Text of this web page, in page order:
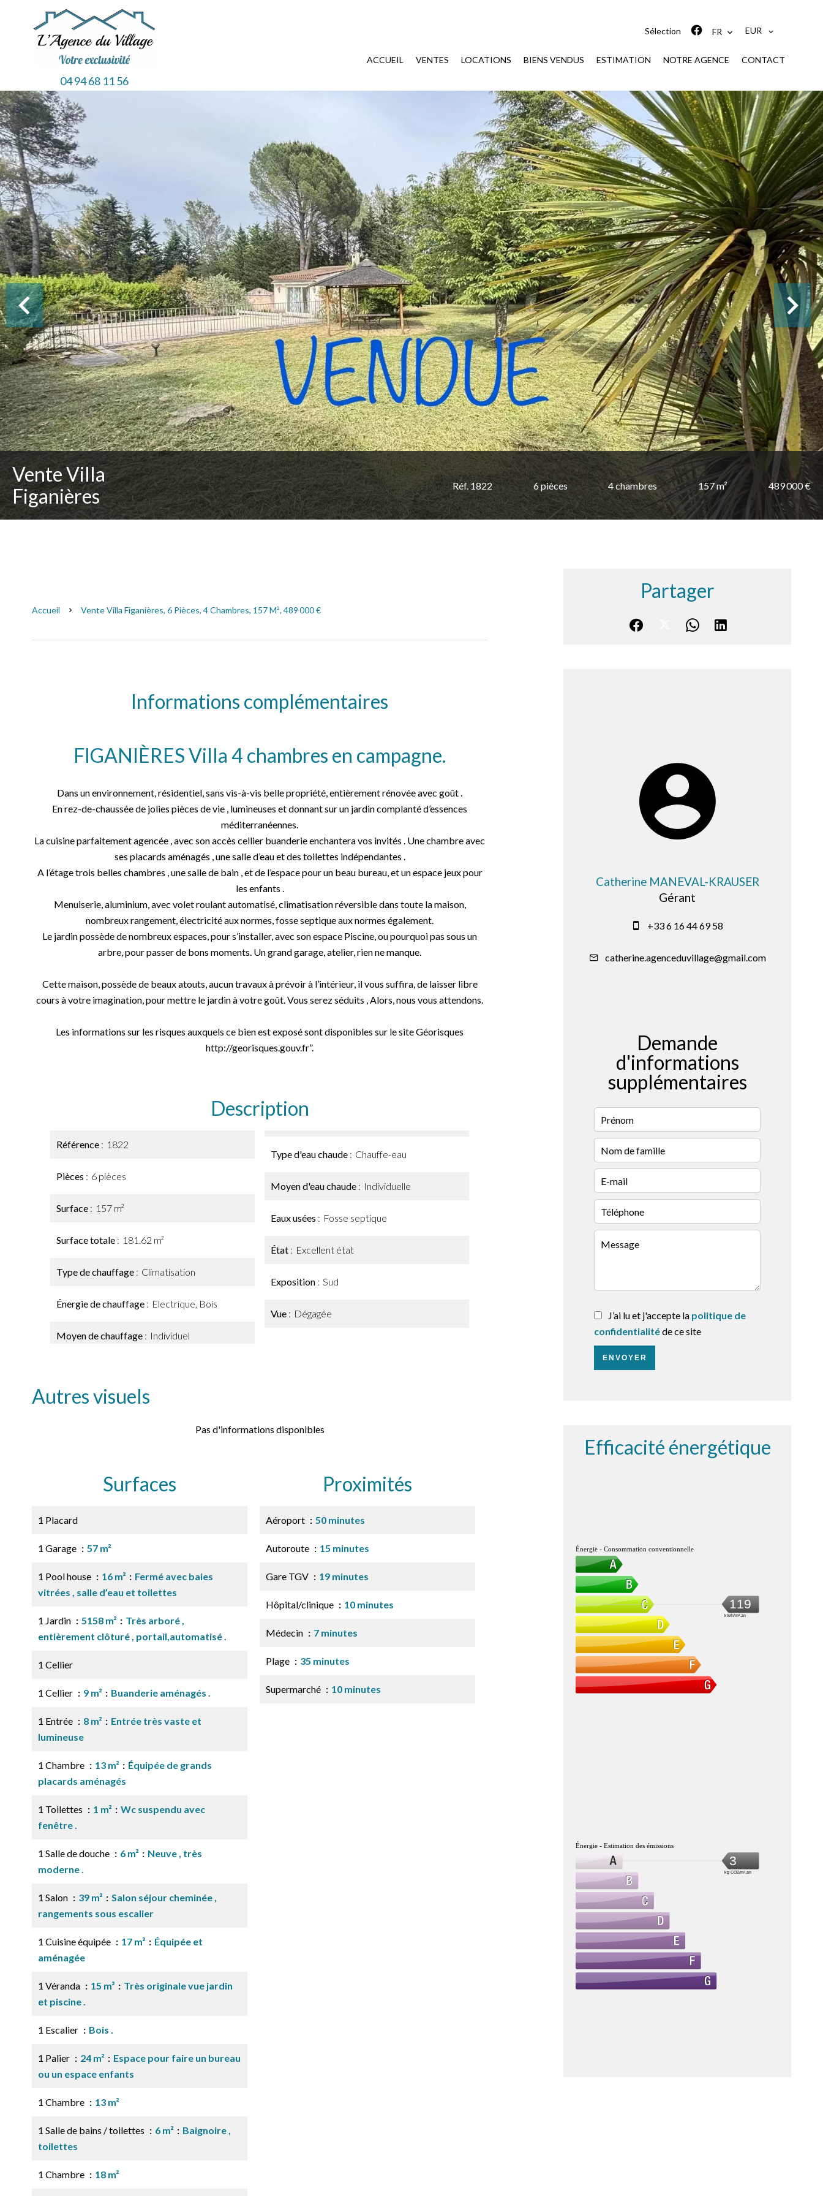
04 94 68 11 56
Sélection FR EUR
ACCUEIL VENTES LOCATIONS BIENS VENDUS ESTIMATION NOTRE AGENCE CONTACT
Vente Villa
Figanières
Réf. 1822 6 pièces 4 chambres 157 m² 489 000 €
Accueil Vente Villa Figanières, 6 Pièces, 4 Chambres, 157 M², 489 000 €
Informations complémentaires
FIGANIÈRES Villa 4 chambres en campagne.
Dans un environnement, résidentiel, sans vis-à-vis belle propriété, entièrement rénovée avec goût .
En rez-de-chaussée de jolies pièces de vie , lumineuses et donnant sur un jardin complanté d’essences
méditerranéennes.
La cuisine parfaitement agencée , avec son accès cellier buanderie enchantera vos invités . Une chambre avec
ses placards aménagés , une salle d’eau et des toilettes indépendantes .
A l’étage trois belles chambres , une salle de bain , et de l’espace pour un beau bureau, et un espace jeux pour
les enfants .
Menuiserie, aluminium, avec volet roulant automatisé, climatisation réversible dans toute la maison,
nombreux rangement, électricité aux normes, fosse septique aux normes également.
Le jardin possède de nombreux espaces, pour s’installer, avec son espace Piscine, ou pourquoi pas sous un
arbre, pour passer de bons moments. Un grand garage, atelier, rien ne manque.
Cette maison, possède de beaux atouts, aucun travaux à prévoir à l’intérieur, il vous suffira, de laisser libre
cours à votre imagination, pour mettre le jardin à votre goût. Vous serez séduits , Alors, nous vous attendons.
Les informations sur les risques auxquels ce bien est exposé sont disponibles sur le site Géorisques
http://georisques.gouv.fr”.
Description
Référence 1822
Pièces 6 pièces
Surface 157 m²
Surface totale 181.62 m²
Type de chauffage Climatisation
Énergie de chauffage Electrique, Bois
Moyen de chauffage Individuel
Type d'eau chaude Chauffe-eau
Moyen d'eau chaude Individuelle
Eaux usées Fosse septique
État Excellent état
Exposition Sud
Vue Dégagée
Autres visuels
Pas d'informations disponibles
Surfaces
1 Placard
1 Garage 57 m²
1 Pool house 16 m²
Fermé avec baies
vitrées , salle d’eau et toilettes
1 Jardin 5158 m²
Très arboré ,
entièrement clôturé , portail,automatisé .
1 Cellier
1 Cellier 9 m² Buanderie aménagés .
1 Entrée 8 m²
Entrée très vaste et
lumineuse
1 Chambre 13 m²
Équipée de grands
placards aménagés
1 Toilettes 1 m²
Wc suspendu avec
fenêtre .
1 Salle de douche 6 m²
Neuve , très
moderne .
1 Salon 39 m²
Salon séjour cheminée ,
rangements sous escalier
1 Cuisine équipée 17 m²
Équipée et
aménagée
1 Véranda 15 m²
Très originale vue jardin
et piscine .
1 Escalier Bois .
1 Palier 24 m²
Espace pour faire un bureau
ou un espace enfants
1 Chambre 13 m²
1 Salle de bains / toilettes 6 m²
Baignoire ,
toilettes
1 Chambre 18 m²
Proximités
Aéroport 50 minutes
Autoroute 15 minutes
Gare TGV 19 minutes
Hôpital/clinique 10 minutes
Médecin 7 minutes
Plage 35 minutes
Supermarché 10 minutes
Partager
Catherine MANEVAL-KRAUSER
Gérant
+33 6 16 44 69 58
catherine.agenceduvillage@gmail.com
Demande
d'informations
supplémentaires
J’ai lu et j'accepte la politique de
confidentialitéde ce site
ENVOYER
Efficacité énergétique
Énergie - Consommation conventionnelle
119
kWh/m².an
Énergie - Estimation des émissions
3
kg CO2/m².an